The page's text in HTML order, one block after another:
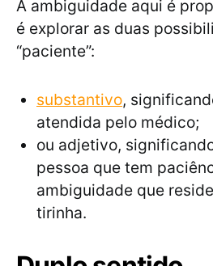
A ambiguidade aqui é
é explorar as duas
“paciente”:
substantivo,
atendida pelo médico;
ou adjetivo,
pessoa que tem
ambiguidade que
tirinha.